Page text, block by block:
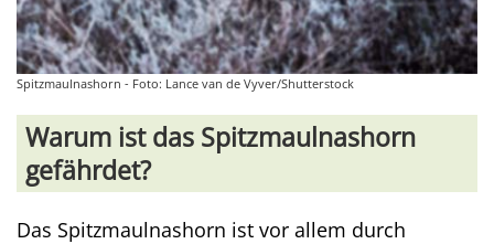
Spitzmaulnashorn - Foto: Lance van de Vyver/Shutterstock
Warum ist das Spitzmaulnashorn
gefährdet?
Das Spitzmaulnashorn ist vor allem durch